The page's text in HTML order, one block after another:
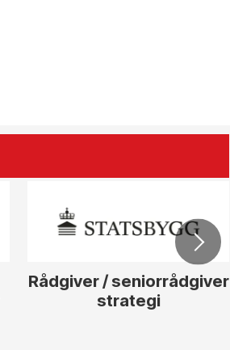
Rådgiver / seniorrådgiver
strategi